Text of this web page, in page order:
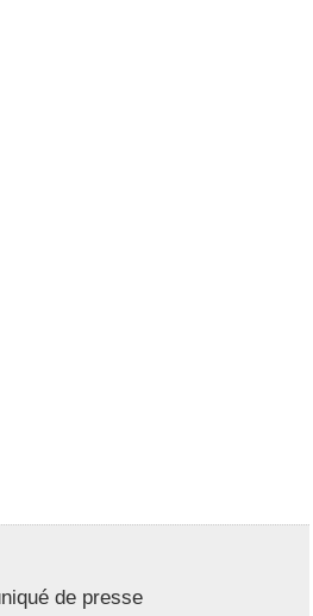
de presse